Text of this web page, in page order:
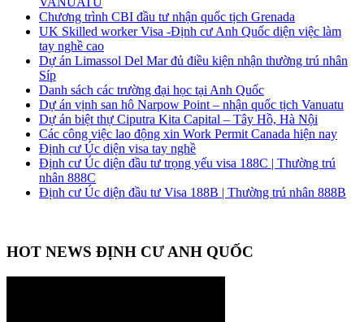
Chương trình CBI đầu tư nhận quốc tịch Grenada
UK Skilled worker Visa -Định cư Anh Quốc diện việc làm
tay nghề cao
Dự án Limassol Del Mar đủ điều kiện nhận thường trú nhân
Síp
Danh sách các trường đại học tại Anh Quốc
Dự án vịnh san hô Narpow Point – nhận quốc tịch Vanuatu
Dự án biệt thự Ciputra Kita Capital – Tây Hồ, Hà Nội
Các công việc lao động xin Work Permit Canada hiện nay
Định cư Úc diện visa tay nghề
Định cư Úc diện đầu tư trọng yếu visa 188C | Thường trú
nhân 888C
Định cư Úc diện đầu tư Visa 188B | Thường trú nhân 888B
HOT NEWS ĐỊNH CƯ ANH QUỐC